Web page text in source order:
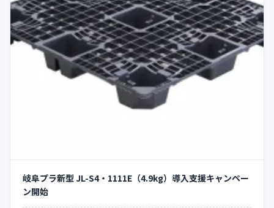
岐阜プラ新型 JL-S4・1111E（4.9kg）導入支援キャンペー
ン開始